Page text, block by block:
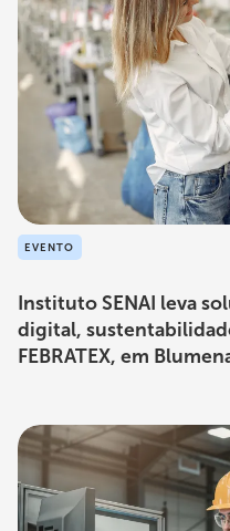
EVENTO
Instituto SENAI leva
digital,
FEBRATEX, em